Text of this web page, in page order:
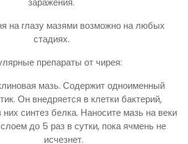
на глазу мазями возможно на любых
стадиях.
препараты от чирея:
мазь. Содержит одноименный
Он внедряется в клетки бактерий,
них синтез белка. Наносите мазь на веки
до 5 раз в сутки, пока ячмень не
исчезнет.